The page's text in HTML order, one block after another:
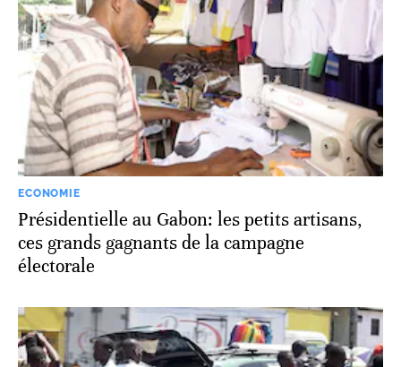
ECONOMIE
Présidentielle au Gabon: les petits artisans,
ces grands gagnants de la campagne
électorale